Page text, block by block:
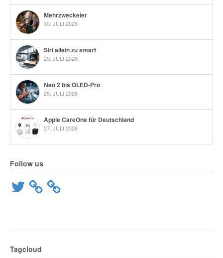
Mehrzweckeier
30. JULI 2026
Siri allein zu smart
29. JULI 2026
Neo 2 bis OLED-Pro
28. JULI 2026
Apple CareOne für Deutschland
27. JULI 2026
Follow us
Twitter
Tagcloud